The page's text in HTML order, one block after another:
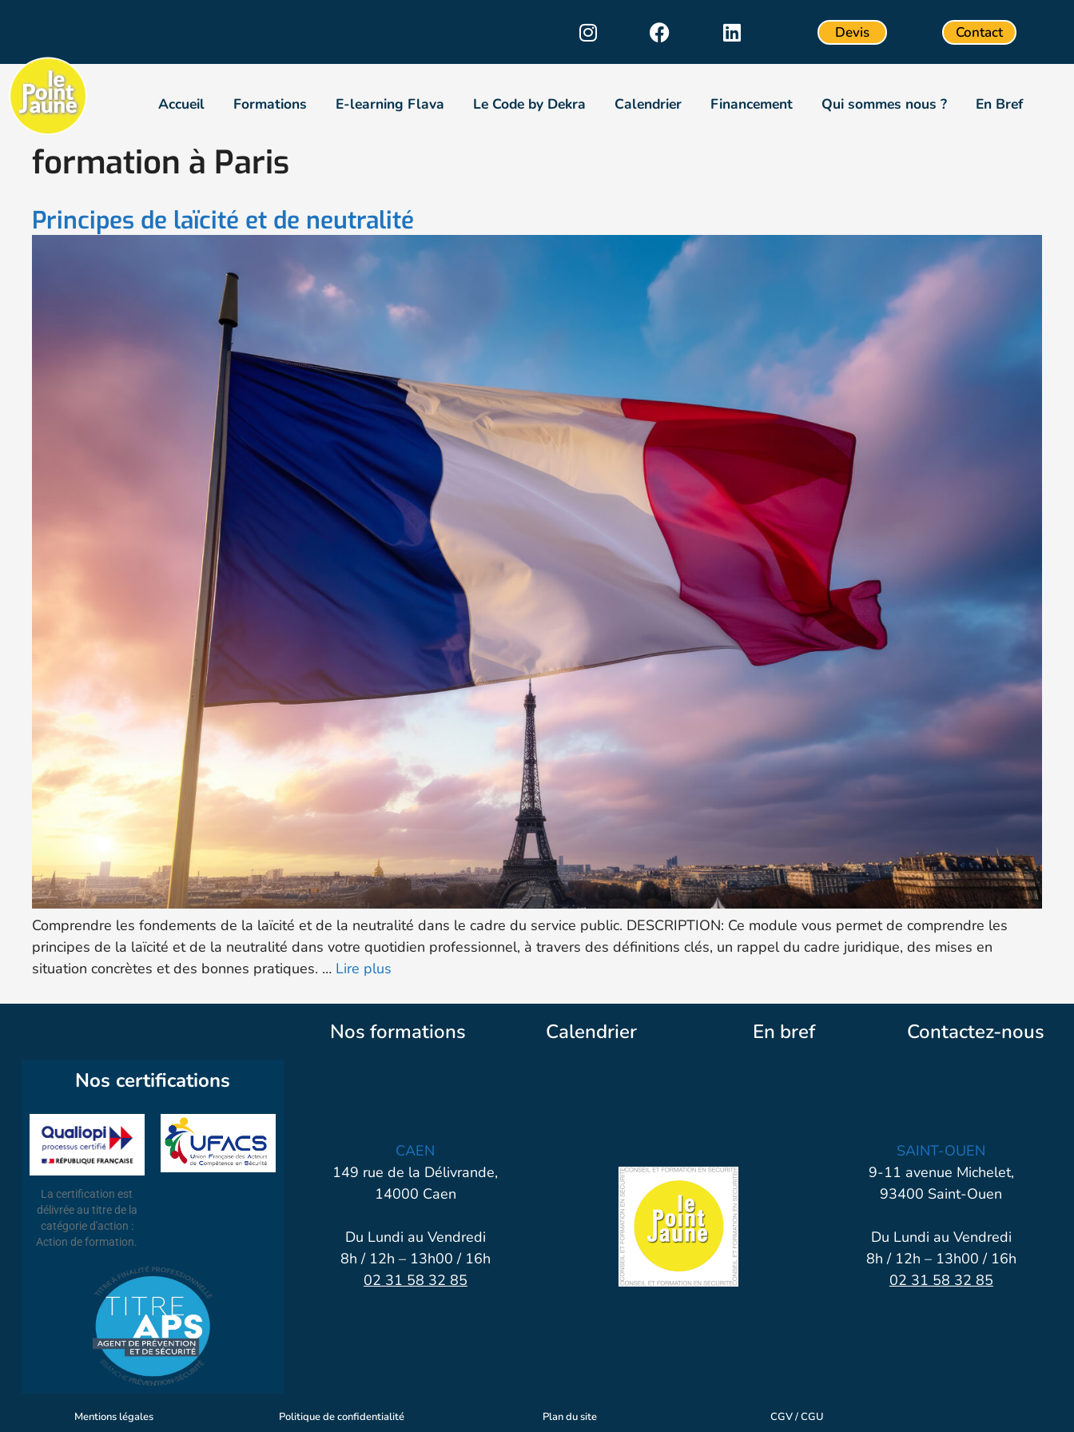
Devis Contact
Accueil Formations E-learning Flava Le Code by Dekra Calendrier Financement Qui sommes nous ? En Bref
formation à Paris
Principes de laïcité et de neutralité
Comprendre les fondements de la laïcité et de la neutralité dans le cadre du service public. DESCRIPTION: Ce module vous permet de comprendre les
principes de la laïcité et de la neutralité dans votre quotidien professionnel, à travers des définitions clés, un rappel du cadre juridique, des mises en
situation concrètes et des bonnes pratiques. … Lire plus
Nos formations Calendrier En bref
Contactez-nous
Nos certifications
La certification est
délivrée au titre de la
catégorie d'action :
Action de formation.
CAEN
149 rue de la Délivrande,
14000 Caen
Du Lundi au Vendredi
8h / 12h – 13h00 / 16h
02 31 58 32 85
SAINT-OUEN
9-11 avenue Michelet,
93400 Saint-Ouen
Du Lundi au Vendredi
8h / 12h – 13h00 / 16h
02 31 58 32 85
Mentions légales Politique de confidentialité Plan du site CGV / CGU